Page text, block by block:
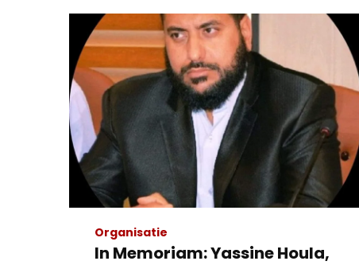
Organisatie
In Memoriam: Yassine Houla,